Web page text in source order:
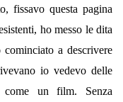
fissavo questa pagina
ho messo le dita
a descrivere
io vedevo delle
come un film. Senza